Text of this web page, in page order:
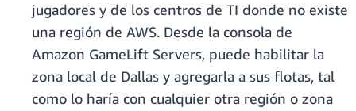
jugadores y de los centros de TI donde no existe
una región de AWS. Desde la consola de
Amazon GameLift Servers, puede habilitar la
zona local de Dallas y agregarla a sus flotas, tal
como lo haría con cualquier otra región o zona